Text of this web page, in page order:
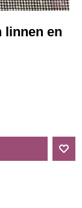
linnen en